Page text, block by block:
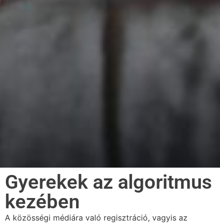
Gyerekek az algoritmus
kezében
A közösségi médiára való regisztráció, vagyis az